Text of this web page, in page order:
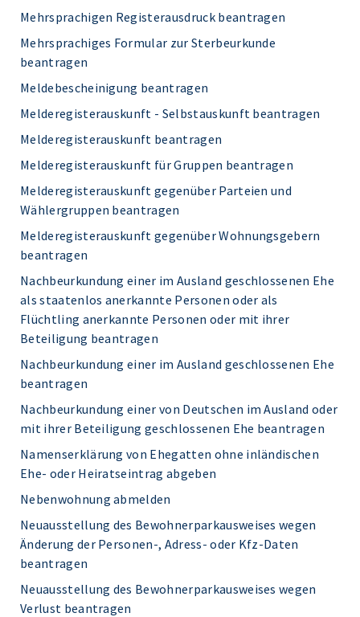
Mehrsprachigen Registerausdruck beantragen
Mehrsprachiges Formular zur Sterbeurkunde
beantragen
Meldebescheinigung beantragen
Melderegisterauskunft - Selbstauskunft beantragen
Melderegisterauskunft beantragen
Melderegisterauskunft für Gruppen beantragen
Melderegisterauskunft gegenüber Parteien und
Wählergruppen beantragen
Melderegisterauskunft gegenüber Wohnungsgebern
beantragen
Nachbeurkundung einer im Ausland geschlossenen Ehe
als staatenlos anerkannte Personen oder als
Flüchtling anerkannte Personen oder mit ihrer
Beteiligung beantragen
Nachbeurkundung einer im Ausland geschlossenen Ehe
beantragen
Nachbeurkundung einer von Deutschen im Ausland oder
mit ihrer Beteiligung geschlossenen Ehe beantragen
Namenserklärung von Ehegatten ohne inländischen
Ehe- oder Heiratseintrag abgeben
Nebenwohnung abmelden
Neuausstellung des Bewohnerparkausweises wegen
Änderung der Personen-, Adress- oder Kfz-Daten
beantragen
Neuausstellung des Bewohnerparkausweises wegen
Verlust beantragen